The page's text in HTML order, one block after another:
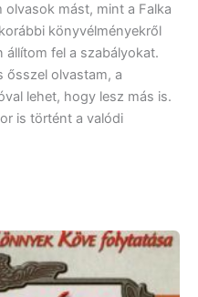
mást, mint a Falka
könyvélményekről
állítom fel a szabályokat.
ősszel olvastam, a
lehet, hogy lesz más is.
is történt a valódi